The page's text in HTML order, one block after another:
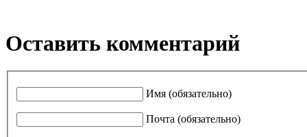
Оставить комментарий
Имя (обязательно)
Почта (обязательно)